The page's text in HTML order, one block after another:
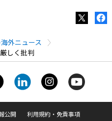
外ニュース
しく批判
公開
利用規約・免責事項